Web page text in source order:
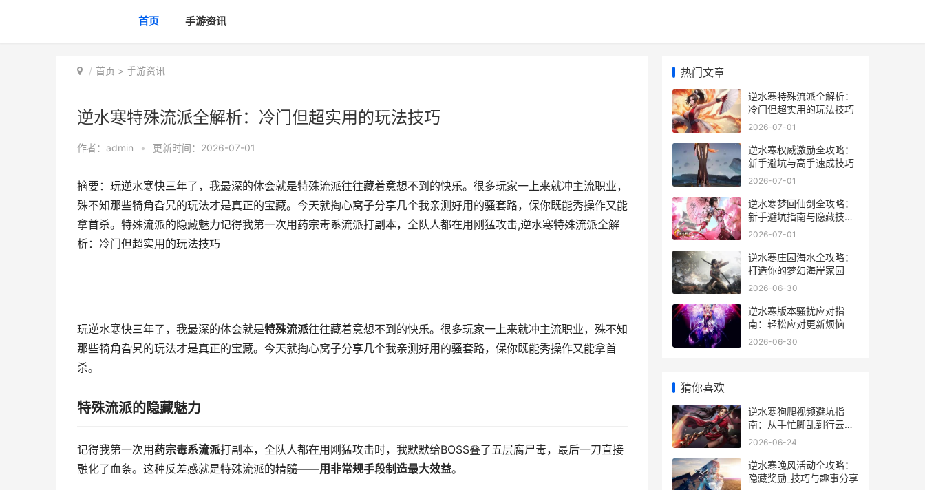
首页 手游资讯
首页 > 手游资讯
逆水寒特殊流派全解析：冷门但超实用的玩法技巧
作者： admin • 更新时间：2026-07-01
摘要：玩逆水寒快三年了，我最深的体会就是特殊流派往往藏着意想不到的快乐。很多玩家一上来就冲主流职业，
殊不知那些犄角旮旯的玩法才是真正的宝藏。今天就掏心窝子分享几个我亲测好用的骚套路，保你既能秀操作又能
拿首杀。特殊流派的隐藏魅力记得我第一次用药宗毒系流派打副本，全队人都在用刚猛攻击,逆水寒特殊流派全解
析：冷门但超实用的玩法技巧
玩逆水寒快三年了，我最深的体会就是特殊流派往往藏着意想不到的快乐。很多玩家一上来就冲主流职业，殊不知
那些犄角旮旯的玩法才是真正的宝藏。今天就掏心窝子分享几个我亲测好用的骚套路，保你既能秀操作又能拿首
杀。
特殊流派的隐藏魅力
记得我第一次用 药宗毒系流派打副本，全队人都在用刚猛攻击时，我默默给BOSS叠了五层腐尸毒，最后一刀直接
融化了血条。这种反差感就是特殊流派的精髓——用非常规手段制造最大效益。
热门文章
逆水寒特殊流派全解析：
冷门但超实用的玩法技巧
2026-07-01
逆水寒权威激励全攻略：
新手避坑与高手速成技巧
2026-07-01
逆水寒梦回仙剑全攻略：
新手避坑指南与隐藏技巧
大公开
2026-07-01
逆水寒庄园海水全攻略：
打造你的梦幻海岸家园
2026-06-30
逆水寒版本骚扰应对指
南：轻松应对更新烦恼
2026-06-30
猜你喜欢
逆水寒狗爬视频避坑指
南：从手忙脚乱到行云流
水的实战经验
2026-06-24
逆水寒晚风活动全攻略：
隐藏奖励_技巧与趣事分享